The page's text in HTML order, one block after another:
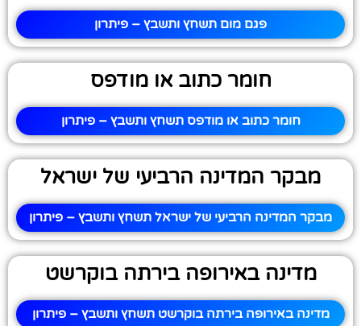
פגם מום תשחץ ותשבץ – פיתרון
חומר כתוב או מודפס
חומר כתוב או מודפס תשחץ ותשבץ – פיתרון
מבקר המדינה הרביעי של ישראל
מבקר המדינה הרביעי של ישראל תשחץ ותשבץ – פיתרון
מדינה באירופה בירתה בוקרשט
מדינה באירופה בירתה בוקרשט תשחץ ותשבץ – פיתרון